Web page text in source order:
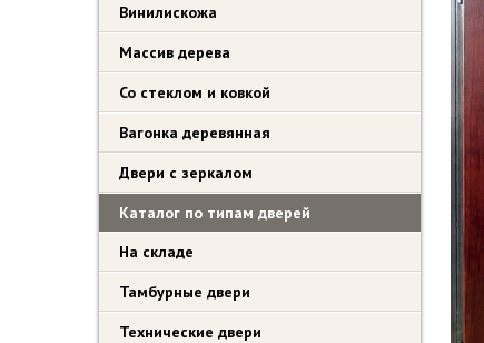
Винилискожа
Массив дерева
Со стеклом и ковкой
Вагонка деревянная
Двери с зеркалом
Каталог по типам дверей
На складе
Тамбурные двери
Технические двери